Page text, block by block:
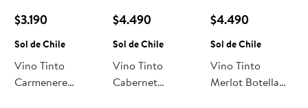
$3.190
Sol de Chile
Vino Tinto
Carmenere
$4.490
Sol de Chile
Vino Tinto
Cabernet
$4.490
Sol de Chile
Vino Tinto
Merlot Botella